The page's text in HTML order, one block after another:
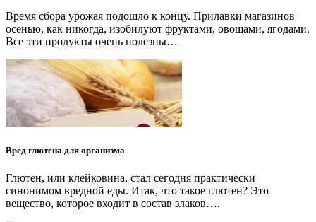
Время сбора урожая подошло к концу. Прилавки магазинов
осенью, как никогда, изобилуют фруктами, овощами, ягодами.
Все эти продукты очень полезны…
Вред глютена для организма
Глютен, или клейковина, стал сегодня практически
синонимом вредной еды. Итак, что такое глютен? Это
вещество, которое входит в состав злаков….